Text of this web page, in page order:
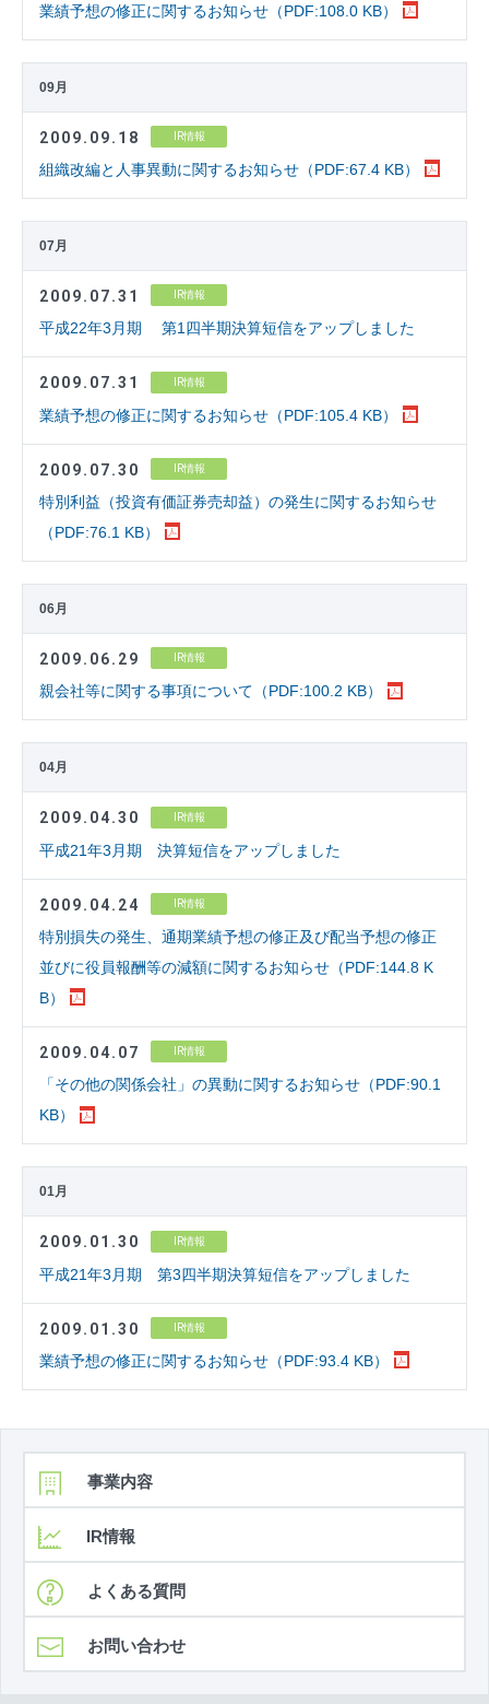
業績予想の修正に関するお知らせ（PDF:108.0 KB）
09月
2009.09.18 IR情報
組織改編と人事異動に関するお知らせ（PDF:67.4 KB）
07月
2009.07.31 IR情報
平成22年3月期 第1四半期決算短信をアップしました
2009.07.31 IR情報
業績予想の修正に関するお知らせ（PDF:105.4 KB）
2009.07.30 IR情報
特別利益（投資有価証券売却益）の発生に関するお知らせ
（PDF:76.1 KB）
06月
2009.06.29 IR情報
親会社等に関する事項について（PDF:100.2 KB）
04月
2009.04.30 IR情報
平成21年3月期 決算短信をアップしました
2009.04.24 IR情報
特別損失の発生、通期業績予想の修正及び配当予想の修正
並びに役員報酬等の減額に関するお知らせ（PDF:144.8 K
B）
2009.04.07 IR情報
「その他の関係会社」の異動に関するお知らせ（PDF:90.1
KB）
01月
2009.01.30 IR情報
平成21年3月期 第3四半期決算短信をアップしました
2009.01.30 IR情報
業績予想の修正に関するお知らせ（PDF:93.4 KB）
事業内容
IR情報
よくある質問
お問い合わせ